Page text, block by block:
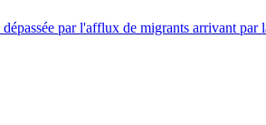
par l'afflux de migrants arrivant par